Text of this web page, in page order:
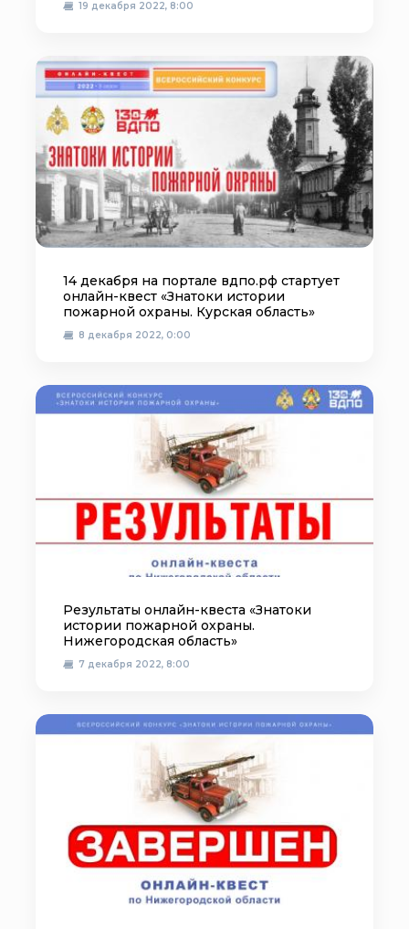
19 декабря 2022, 8:00
14 декабря на портале вдпо.рф стартует
онлайн-квест «Знатоки истории
пожарной охраны. Курская область»
8 декабря 2022, 0:00
Результаты онлайн-квеста «Знатоки
истории пожарной охраны.
Нижегородская область»
7 декабря 2022, 8:00